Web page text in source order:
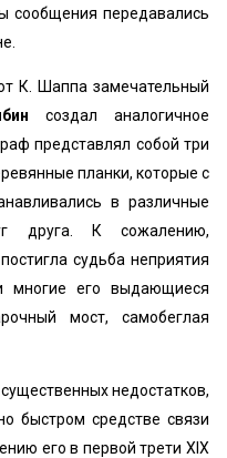
сообщения передавались
К. Шаппа замечательный
создал аналогичное
представлял собой три
планки, которые с
в различные
друга. К сожалению,
судьба неприятия
многие его выдающиеся
мост, самобеглая
недостатков,
быстром средстве связи
его в первой трети XIX